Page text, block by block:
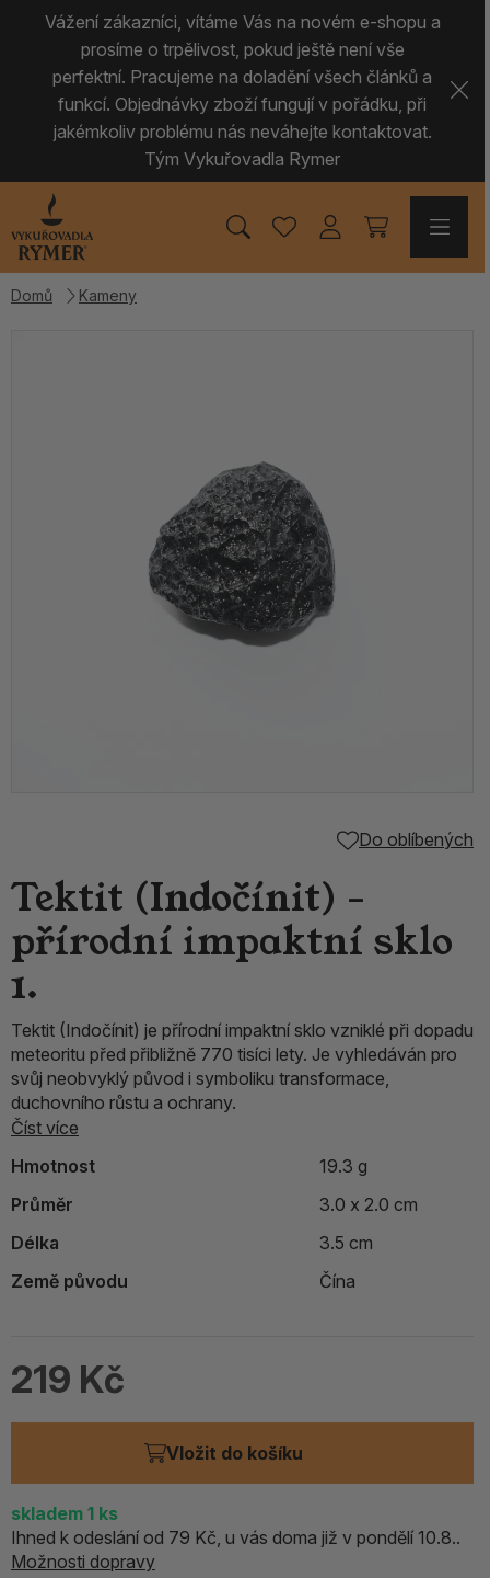
Vážení zákazníci, vítáme Vás na novém e-shopu a
prosíme o trpělivost, pokud ještě není vše
perfektní. Pracujeme na doladění všech článků a
funkcí. Objednávky zboží fungují v pořádku, při
jakémkoliv problému nás neváhejte kontaktovat.
Tým Vykuřovadla Rymer
Domů Kameny
Do oblíbených
Tektit (Indočínit) -
přírodní impaktní sklo
1.
Tektit (Indočínit) je přírodní impaktní sklo vzniklé při dopadu
meteoritu před přibližně 770 tisíci lety. Je vyhledáván pro
svůj neobvyklý původ i symboliku transformace,
duchovního růstu a ochrany.
Číst více
Hmotnost
19.3 g
Průměr
3.0 x 2.0 cm
Délka
3.5 cm
Země původu
Čína
219 Kč
Vložit do košíku
skladem 1 ks
Ihned k odeslání od 79 Kč, u vás doma již v pondělí 10.8..
Možnosti dopravy